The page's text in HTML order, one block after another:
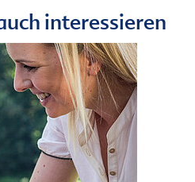
interessieren